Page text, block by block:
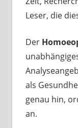
Leser, die
Der
als
genau hin,
an.